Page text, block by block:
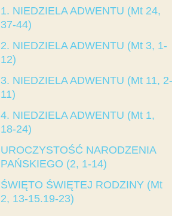
1. NIEDZIELA ADWENTU (Mt 24,
37-44)
2. NIEDZIELA ADWENTU (Mt 3, 1-
12)
3. NIEDZIELA ADWENTU (Mt 11, 2-
11)
4. NIEDZIELA ADWENTU (Mt 1,
18-24)
UROCZYSTOŚĆ NARODZENIA
PAŃSKIEGO (2, 1-14)
ŚWIĘTO ŚWIĘTEJ RODZINY (Mt
2, 13-15.19-23)